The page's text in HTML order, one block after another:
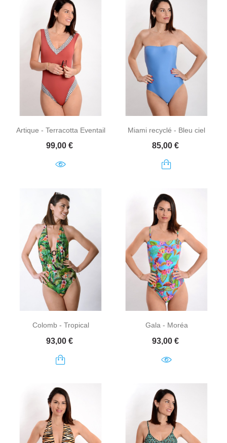
Artique - Terracotta Eventail
Prix
99,00 €
Miami recyclé - Bleu ciel
Prix
85,00 €
Colomb - Tropical
Prix
93,00 €
Gala - Moréa
Prix
93,00 €